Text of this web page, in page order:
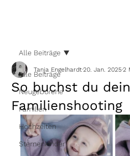
Alle Beiträge
Neugeborene
Familien
Hochzeiten
Sternenkinder
Alle Beiträge
So buchst du dein
Familienshooting
Tanja Engelhardt20. Jan. 20252